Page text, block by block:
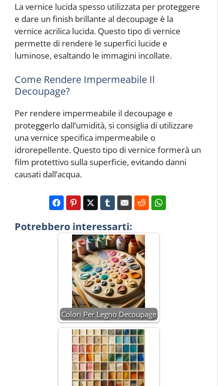
La vernice lucida spesso utilizzata per proteggere
e dare un finish brillante al decoupage è la
vernice acrilica lucida. Questo tipo di vernice
permette di rendere le superfici lucide e
luminose, esaltando le immagini incollate.
Come Rendere Impermeabile Il
Decoupage?
Per rendere impermeabile il decoupage e
proteggerlo dall’umidità, si consiglia di utilizzare
una vernice specifica impermeabile o
idrorepellente. Questo tipo di vernice formerà un
film protettivo sulla superficie, evitando danni
causati dall’acqua.
Potrebbero interessarti:
Colori Per Legno Decoupage